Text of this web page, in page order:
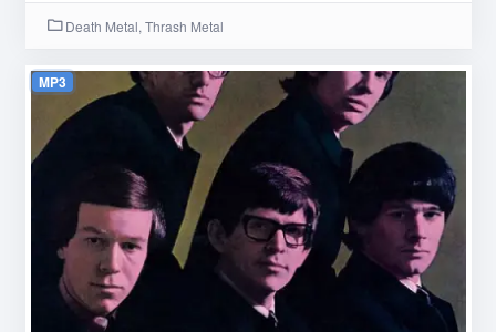
Death Metal, Thrash Metal
MP3